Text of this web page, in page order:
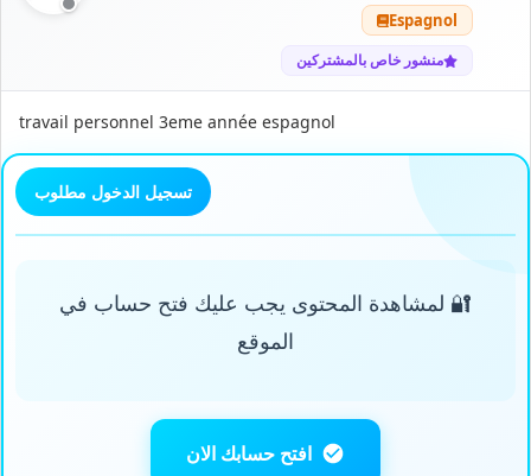
Espagnol
منشور خاص بالمشتركين
travail personnel 3eme année espagnol
تسجيل الدخول مطلوب
🔐 لمشاهدة المحتوى يجب عليك فتح حساب في
الموقع
افتح حسابك الان